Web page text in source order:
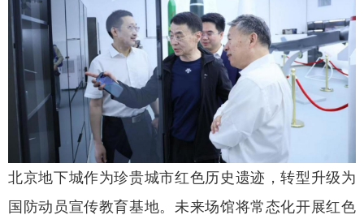
北京地下城作为珍贵城市红色历史遗迹，转型升级为
国防动员宣传教育基地。未来场馆将常态化开展红色